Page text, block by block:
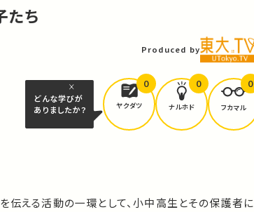
たち
Produced by
どんな学びが
ありましたか？
ヤクダツ
0
ナルホド
0
フカマル
0
える活動の一環として、小中高生とその保護者に